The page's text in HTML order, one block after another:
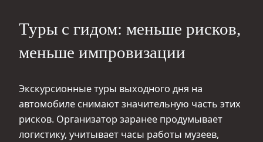
Туры с гидом: меньше рисков,
меньше импровизации
Экскурсионные туры выходного дня на
автомобиле снимают значительную часть этих
рисков. Организатор заранее продумывает
логистику, учитывает часы работы музеев,